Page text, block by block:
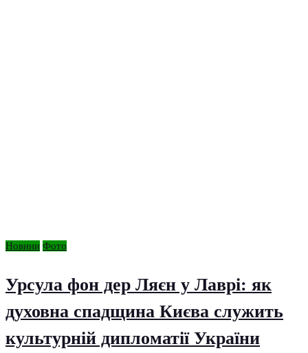
Новини Фото
Урсула фон дер Ляєн у Лаврі: як
духовна спадщина Києва служить
культурній дипломатії України